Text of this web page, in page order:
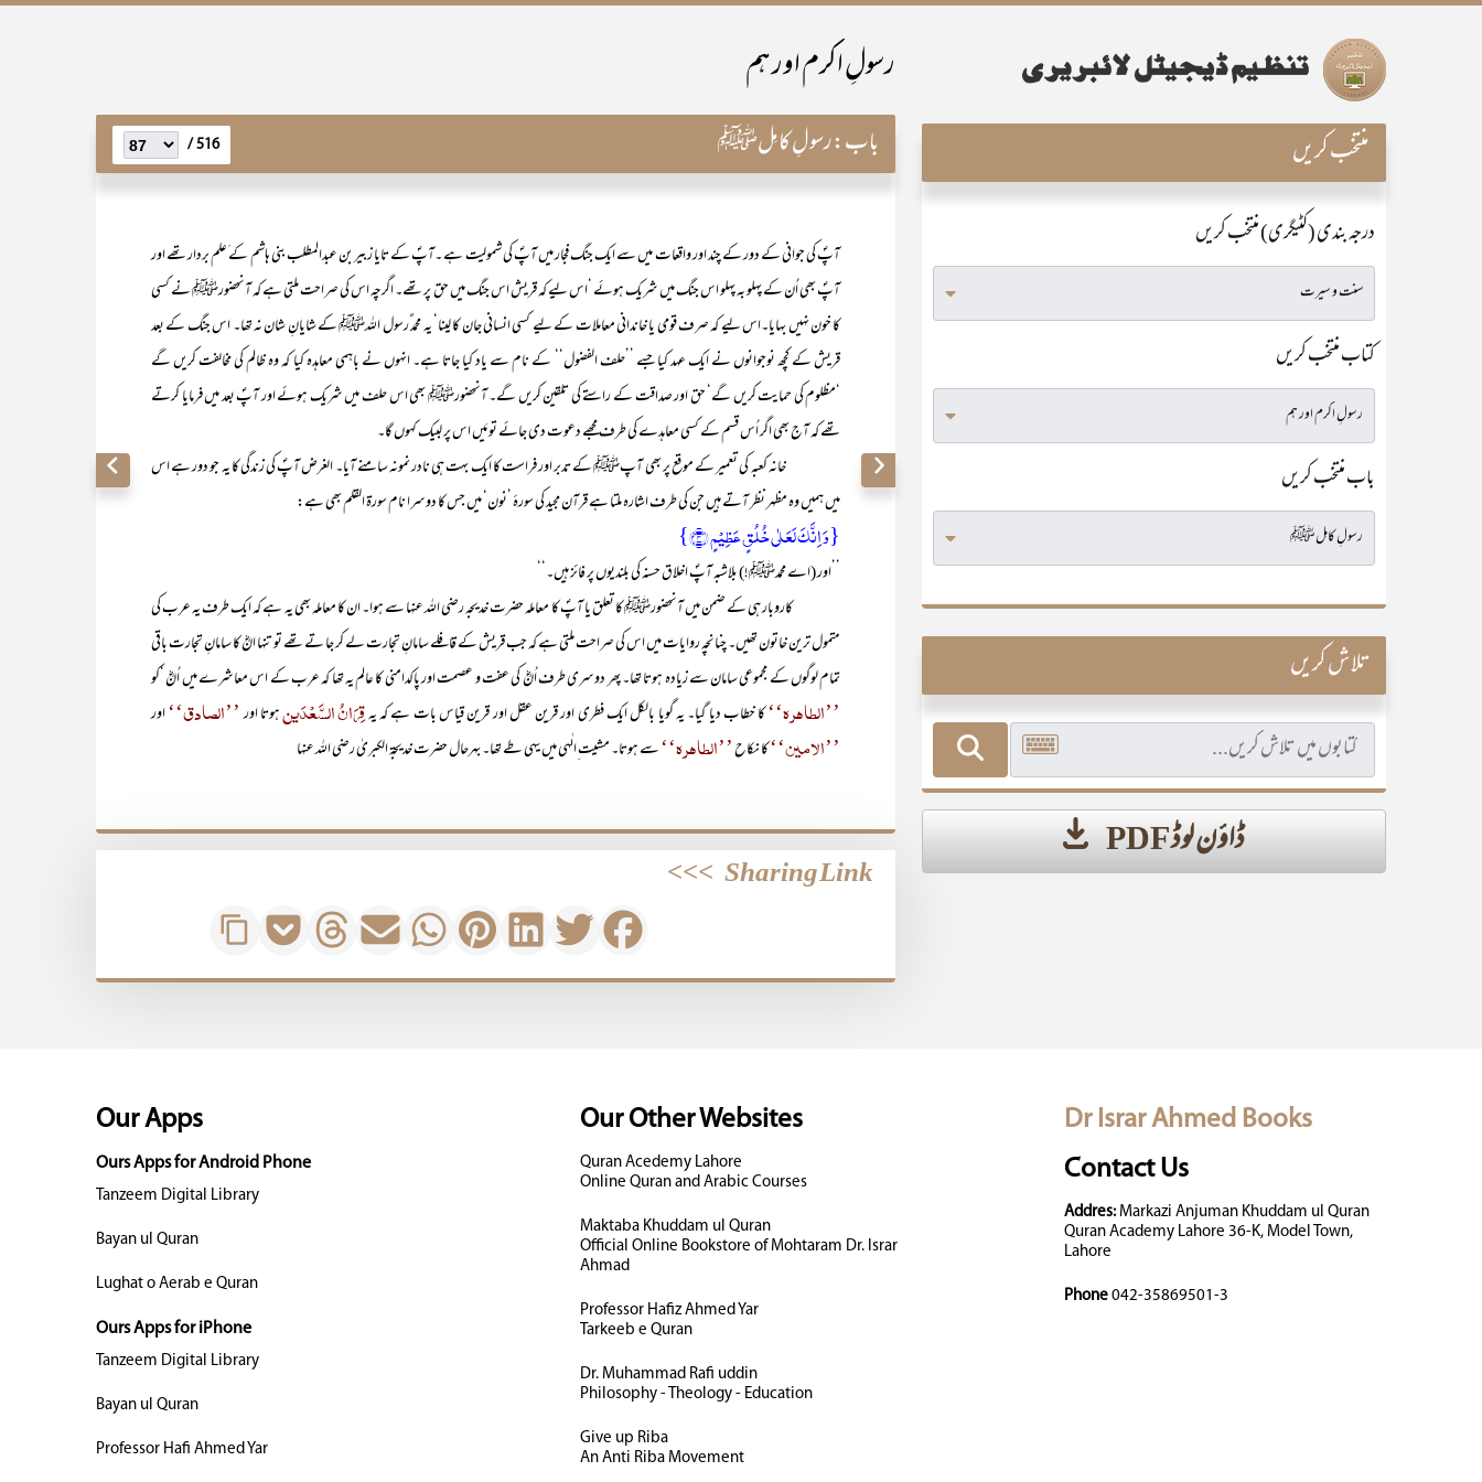
رسولِ اکرم اور ہم
باب:رسولِ کامِلﷺ 516 /
آپؐ کی جوانی کے دور کے چند اور واقعات میں سے ایک جنگ فجار میں آپؐ کی شمولیت ہے ۔آپؐ کے تایا زبیر بن عبدالمطلب بنی ہاشم کے َعلم بردار تھے اور
آپؐ بھی اُن کے پہلو بہ پہلو اس جنگ میں شریک ہوئے ‘اس لیے کہ قریش اس جنگ میں حق پر تھے۔ اگرچہ اس کی صراحت ملتی ہے کہ آنحضورﷺ نے کسی
کا خون نہیں بہایا۔اس لیے کہ صرف قومی یا خاندانی معاملات کے لیے کسی انسانی جان کا لینا‘ یہ محمد ٌرسول اللہﷺ کے شایانِ شان نہ تھا۔ اس جنگ کے بعد
قریش کے کچھ نوجوانوں نے ایک عہد کیا جسے ’’حلف الفضول‘‘ کے نام سے یاد کیا جاتا ہے۔ انہوں نے باہمی معاہدہ کیا کہ وہ ظالم کی مخالفت کریں گے
‘مظلوم کی حمایت کریں گے‘ حق اور صداقت کے راستے کی تلقین کریں گے۔ آنحضورﷺ بھی اس حلف میں شریک ہوئے اور آپؐ بعد میں فرمایا کرتے
تھے کہ آج بھی اگر اُس قسم کے کسی معاہدے کی طرف مجھے دعوت دی جائے تو مَیں اس پر لبیک کہوں گا۔
خانہ کعبہ کی تعمیر کے موقع پر بھی آپﷺ کے تدبر اور فراست کا ایک بہت ہی نادر نمونہ سامنے آیا۔ الغرض آپؐ کی زندگی کا یہ جو دور ہے اس
میں ہمیں وہ مظہر نظر آتے ہیں جن کی طرف اشارہ ملتا ہے قرآن مجید کی سورۂ ’نون‘ میں جس کا دوسرا نام سورۃ القلم بھی ہے:
{وَ اِنَّکَ لَعَلٰی خُلُقٍ عَظِیۡمٍ ﴿۴﴾}
’’اور (اے محمدﷺ!) بلاشبہ آپؐ اخلاق حسنہ کی بلندیوں پر فائز ہیں۔‘‘
کاروبار ہی کے ضمن میں آنحضورﷺ کا تعلق یا آپؐ کا معاملہ حضرت خدیجہ رضی اللہ عنہا سے ہوا۔ ان کا معاملہ بھی یہ ہے کہ ایک طرف یہ عرب کی
متمول ترین خاتون تھیں۔ چنانچہ روایات میں اس کی صراحت ملتی ہے کہ جب قریش کے قافلے سامانِ تجارت لے کر جا تے تھے تو تنہا انؓ کا سامانِ تجارت باقی
تمام لوگوں کے مجموعی سامان سے زیادہ ہوتا تھا۔ پھر دوسری طرف اُنؓ کی عفت و عصمت اور پاکدامنی کا عالم یہ تھا کہ عرب کے اس معاشرے میں اُنؓ ‘کو
’’الطاھرہ‘‘کا خطاب دیا گیا۔ یہ گویا بالکل ایک فطری اور قرین عقل اور قرین قیاس بات ہے کہ یہقِرَانُ السَّعْدَینہوتا اور’’الصادق‘‘اور
’’الامین‘‘کا نکاح’’الطاہرہ‘‘سے ہوتا۔ مشیت ِالٰہی میں یہی طے تھا۔ بہرحال حضرت خدیجۃ الکبریٰ رضی اللہ عنہا
Sharing Link
>>>
منتخب کریں
درجہ بندی (کٹیگری) منتخب کریں
کتاب منتخب کریں
باب منتخب کریں
تلاش کریں
ڈاؤن لوڈ PDF
Dr Israr Ahmed Books
Contact Us
Addres:Markazi Anjuman Khuddam ul Quran
Quran Academy Lahore 36-K, Model Town,
Lahore
Phone 042-35869501-3
Our Other Websites
Quran Acedemy Lahore
Online Quran and Arabic Courses
Maktaba Khuddam ul Quran
Official Online Bookstore of Mohtaram Dr. Israr
Ahmad
Professor Hafiz Ahmed Yar
Tarkeeb e Quran
Dr. Muhammad Rafi uddin
Philosophy - Theology - Education
Give up Riba
An Anti Riba Movement
Our Apps
Ours Apps for Android Phone
Tanzeem Digital Library
Bayan ul Quran
Lughat o Aerab e Quran
Ours Apps for iPhone
Tanzeem Digital Library
Bayan ul Quran
Professor Hafi Ahmed Yar